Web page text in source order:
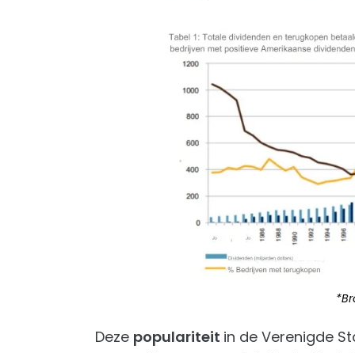
Deze populariteit in de Verenigde